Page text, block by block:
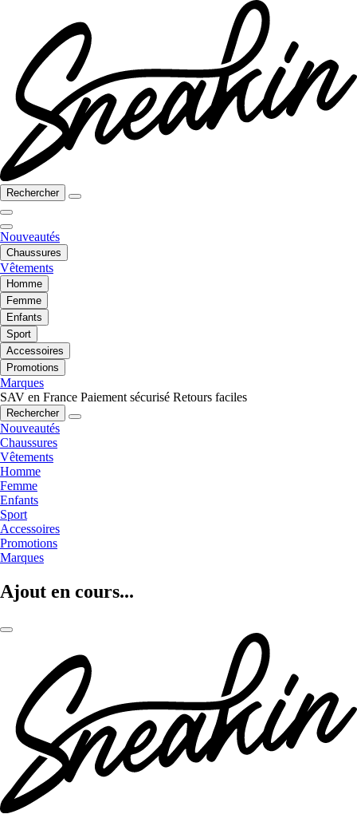
Rechercher
Nouveautés
Chaussures
Vêtements
Homme
Femme
Enfants
Sport
Accessoires
Promotions
Marques
SAV en France Paiement sécurisé Retours faciles
Rechercher
Nouveautés
Chaussures
Vêtements
Homme
Femme
Enfants
Sport
Accessoires
Promotions
Marques
Ajout en cours...